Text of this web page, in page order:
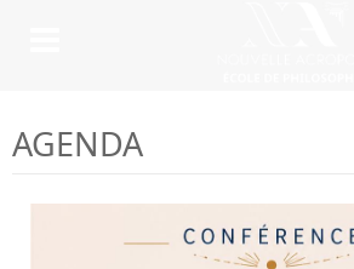
AGENDA